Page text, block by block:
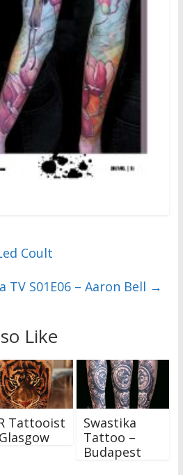
Coult
TV S01E06 – Aaron Bell →
Like
Tattooist
Swastika
Tattoo –
Budapest